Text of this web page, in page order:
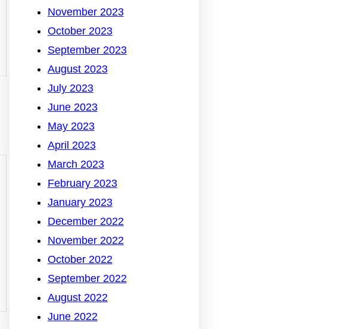
November 2023
October 2023
September 2023
August 2023
July 2023
June 2023
May 2023
April 2023
March 2023
February 2023
January 2023
December 2022
November 2022
October 2022
September 2022
August 2022
June 2022